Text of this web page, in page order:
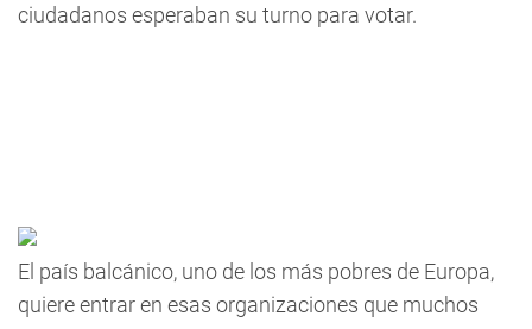
ciudadanos esperaban su turno para votar.
El país balcánico, uno de los más pobres de Europa,
quiere entrar en esas organizaciones que muchos